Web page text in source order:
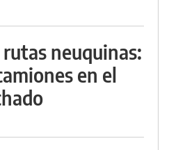
rutas neuquinas:
en el